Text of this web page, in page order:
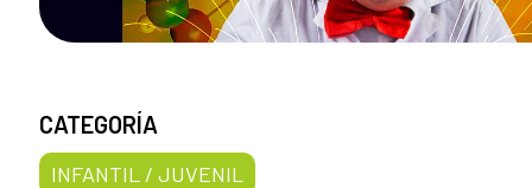
CATEGORÍA
INFANTIL / JUVENIL